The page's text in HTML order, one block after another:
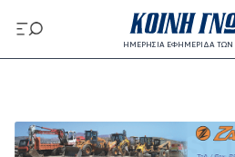
Παράκαμψη προς το κυρίως
ΗΜΕΡΗΣΙΑ ΕΦΗΜΕΡΙΔΑ